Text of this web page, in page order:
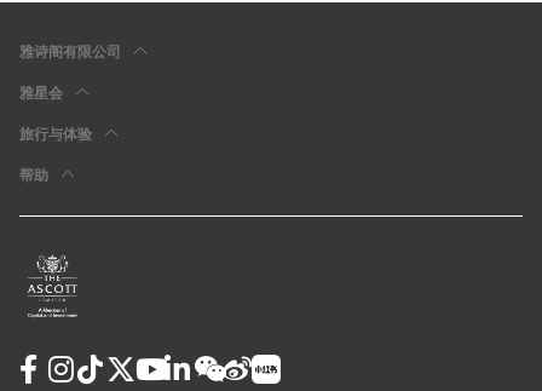
雅诗阁有限公司
雅星会
旅行与体验
帮助